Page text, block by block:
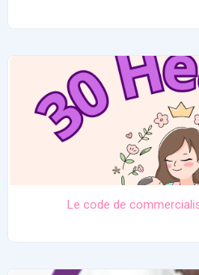
code de commercialisation des
Le code de